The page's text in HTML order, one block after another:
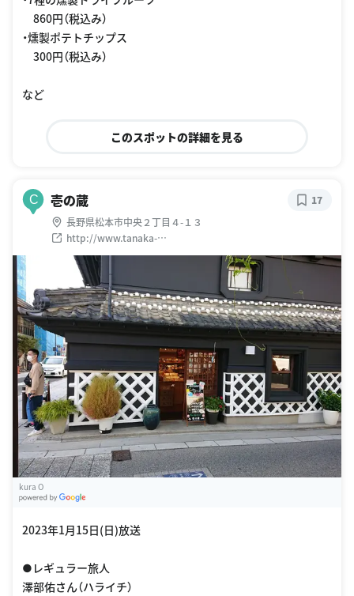
860円（税込み）
・燻製ポテトチップス
300円（税込み）
など
このスポットの詳細を見る
C 壱の蔵
長野県松本市中央２丁目４-１３
http://www.tanaka-
yamanashi.com/shop/matsumoto.html
17
kura O
2023年1月15日(日)放送
●レギュラー旅人
澤部佑さん（ハライチ）